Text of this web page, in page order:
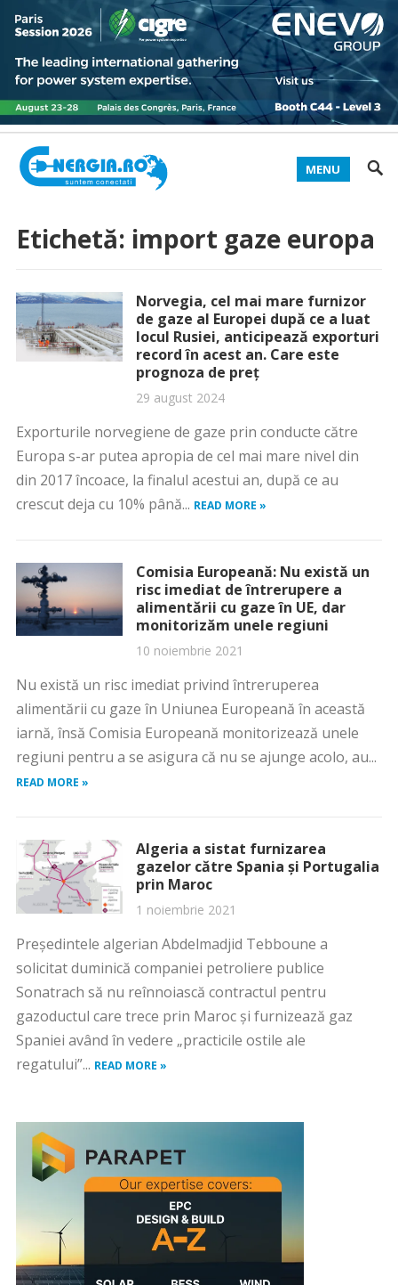
MENU
Etichetă: import gaze europa
Norvegia, cel mai mare furnizor
de gaze al Europei după ce a luat
locul Rusiei, anticipează exporturi
record în acest an. Care este
prognoza de preț
29 august 2024
Exporturile norvegiene de gaze prin conducte către
Europa s-ar putea apropia de cel mai mare nivel din
din 2017 încoace, la finalul acestui an, după ce au
crescut deja cu 10% până... READ MORE »
Comisia Europeană: Nu există un
risc imediat de întrerupere a
alimentării cu gaze în UE, dar
monitorizăm unele regiuni
10 noiembrie 2021
Nu există un risc imediat privind întreruperea
alimentării cu gaze în Uniunea Europeană în această
iarnă, însă Comisia Europeană monitorizează unele
regiuni pentru a se asigura că nu se ajunge acolo, au...
READ MORE »
Algeria a sistat furnizarea
gazelor către Spania și Portugalia
prin Maroc
1 noiembrie 2021
Preşedintele algerian Abdelmadjid Tebboune a
solicitat duminică companiei petroliere publice
Sonatrach să nu reînnoiască contractul pentru
gazoductul care trece prin Maroc şi furnizează gaz
Spaniei având în vedere „practicile ostile ale
regatului”... READ MORE »